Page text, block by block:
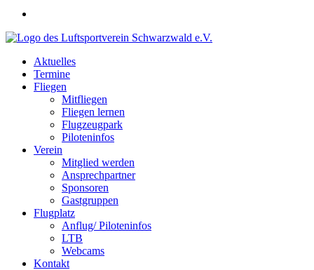
Aktuelles
Termine
Fliegen
Mitfliegen
Fliegen lernen
Flugzeugpark
Piloteninfos
Verein
Mitglied werden
Ansprechpartner
Sponsoren
Gastgruppen
Flugplatz
Anflug/ Piloteninfos
LTB
Webcams
Kontakt